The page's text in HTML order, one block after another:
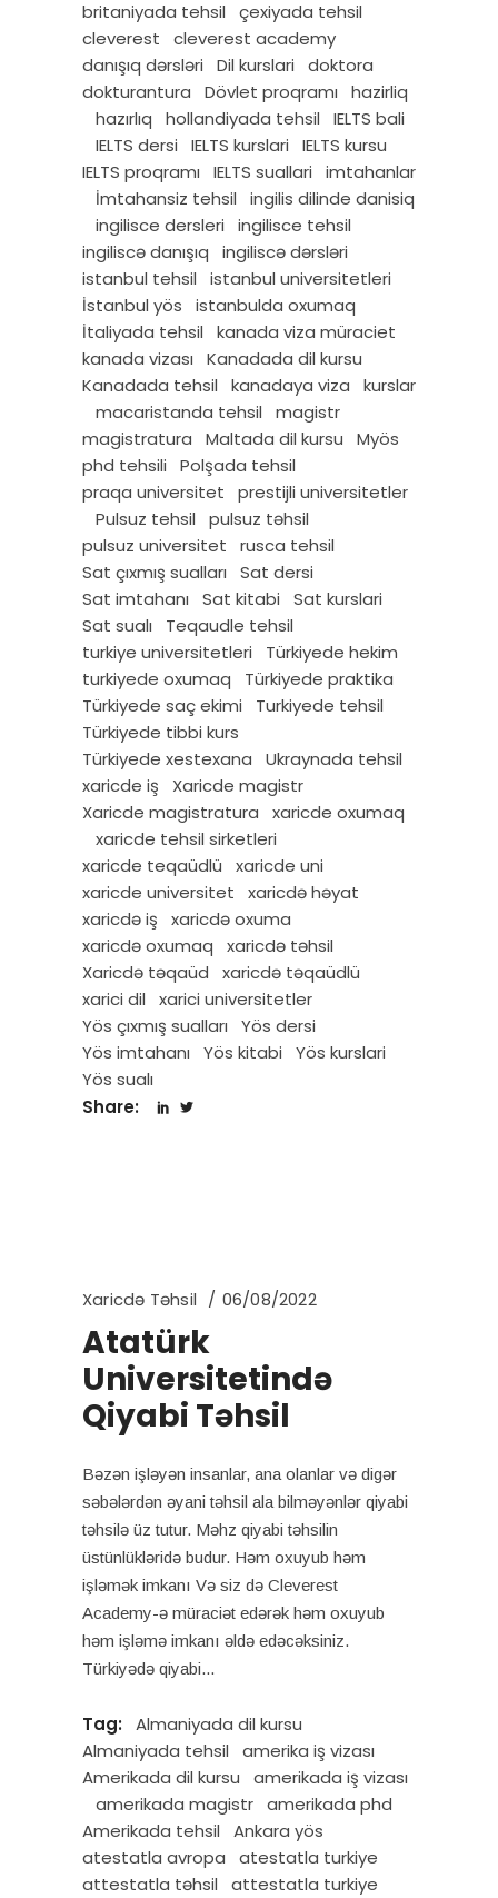
britaniyada tehsil
çexiyada tehsil
cleverest
cleverest academy
danışıq dərsləri
Dil kurslari
doktora
dokturantura
Dövlet proqramı
hazirliq
hazırlıq
hollandiyada tehsil
IELTS bali
IELTS dersi
IELTS kurslari
IELTS kursu
IELTS proqramı
IELTS suallari
imtahanlar
İmtahansiz tehsil
ingilis dilinde danisiq
ingilisce dersleri
ingilisce tehsil
ingiliscə danışıq
ingiliscə dərsləri
istanbul tehsil
istanbul universitetleri
İstanbul yös
istanbulda oxumaq
İtaliyada tehsil
kanada viza müraciet
kanada vizası
Kanadada dil kursu
Kanadada tehsil
kanadaya viza
kurslar
macaristanda tehsil
magistr
magistratura
Maltada dil kursu
Myös
phd tehsili
Polşada tehsil
praqa universitet
prestijli universitetler
Pulsuz tehsil
pulsuz təhsil
pulsuz universitet
rusca tehsil
Sat çıxmış sualları
Sat dersi
Sat imtahanı
Sat kitabi
Sat kurslari
Sat sualı
Teqaudle tehsil
turkiye universitetleri
Türkiyede hekim
turkiyede oxumaq
Türkiyede praktika
Türkiyede saç ekimi
Turkiyede tehsil
Türkiyede tibbi kurs
Türkiyede xestexana
Ukraynada tehsil
xaricde iş
Xaricde magistr
Xaricde magistratura
xaricde oxumaq
xaricde tehsil sirketleri
xaricde teqaüdlü
xaricde uni
xaricde universitet
xaricdə həyat
xaricdə iş
xaricdə oxuma
xaricdə oxumaq
xaricdə təhsil
Xaricdə təqaüd
xaricdə təqaüdlü
xarici dil
xarici universitetler
Yös çıxmış sualları
Yös dersi
Yös imtahanı
Yös kitabi
Yös kurslari
Yös sualı
Share:
Xaricdə Təhsil 06/08/2022
Atatürk
Universitetində
Qiyabi Təhsil
Bəzən işləyən insanlar, ana olanlar və digər
səbələrdən əyani təhsil ala bilməyənlər qiyabi
təhsilə üz tutur. Məhz qiyabi təhsilin
üstünlükləridə budur. Həm oxuyub həm
işləmək imkanı Və siz də Cleverest
Academy-ə müraciət edərək həm oxuyub
həm işləmə imkanı əldə edəcəksiniz.
Türkiyədə qiyabi
Tag:
Almaniyada dil kursu
Almaniyada tehsil
amerika iş vizası
Amerikada dil kursu
amerikada iş vizası
amerikada magistr amerikada phd
Amerikada tehsil
Ankara yös
atestatla avropa
atestatla turkiye
attestatla təhsil
attestatla turkiye